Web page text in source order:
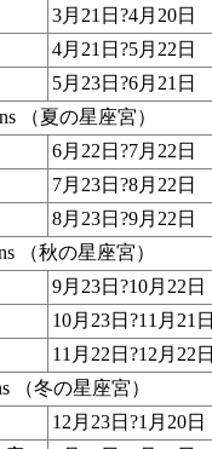
3月21日?4月20日
4月21日?5月22日
5月23日?6月21日
（夏の星座宮）
6月22日?7月22日
7月23日?8月22日
8月23日?9月22日
（秋の星座宮）
9月23日?10月22日
10月23日?11月21日
11月22日?12月22日
（冬の星座宮）
12月23日?1月20日